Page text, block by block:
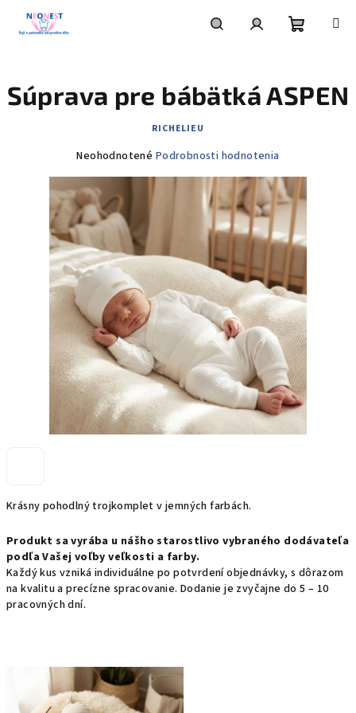
obsah
košík
Krásny pohodlný trojkomplet v jemných farbách.
Produkt sa vyrába u nášho starostlivo vybraného dodávateľa
podľa Vašej voľby veľkosti a farby.
Každý kus vzniká individuálne po potvrdení objednávky, s dôrazom
na kvalitu a precízne spracovanie. Dodanie je zvyčajne do 5 – 10
pracovných dní.
Súprava pre bábätká ASPEN
RICHELIEU
Priemerné
produktu
je
0,0
z
5
hviezdičiek.
Neohodnotené Podrobnosti hodnotenia